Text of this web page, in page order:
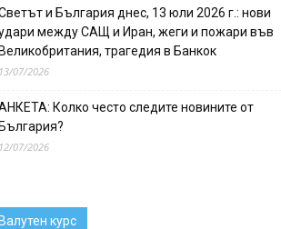
и България днес, 13 юли 2026 г.: нови
между САЩ и Иран, жеги и пожари във
трагедия в Банкок
07/2026
Колко често следите новините от
07/2026
курс